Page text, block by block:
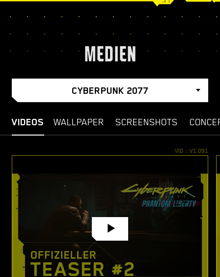
MEDIEN
CYBERPUNK 2077
VIDEOS WALLPAPER SCREENSHOTS